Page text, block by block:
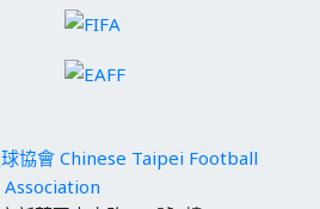
協會 Chinese Taipei Football
Association